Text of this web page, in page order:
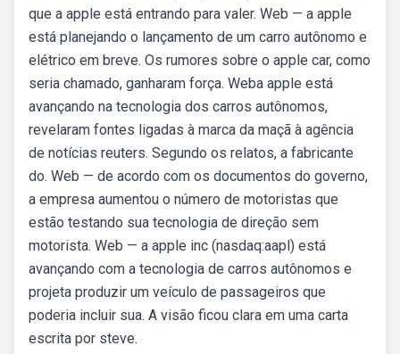
que a apple está entrando para valer. Web — a apple
está planejando o lançamento de um carro autônomo e
elétrico em breve. Os rumores sobre o apple car, como
seria chamado, ganharam força. Weba apple está
avançando na tecnologia dos carros autônomos,
revelaram fontes ligadas à marca da maçã à agência
de notícias reuters. Segundo os relatos, a fabricante
do. Web — de acordo com os documentos do governo,
a empresa aumentou o número de motoristas que
estão testando sua tecnologia de direção sem
motorista. Web — a apple inc (nasdaq:aapl) está
avançando com a tecnologia de carros autônomos e
projeta produzir um veículo de passageiros que
poderia incluir sua. A visão ficou clara em uma carta
escrita por steve.